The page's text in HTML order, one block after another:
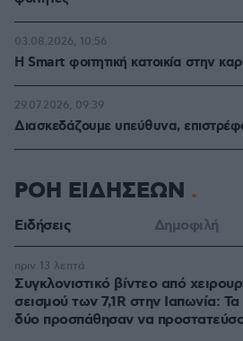
Η Smart φοιτητική κατοικία στην
03.08.2026, 10:56
Διασκεδάζουμε υπεύθυνα,
29.07.2026, 09:39
ΡΟΗ ΕΙΔΗΣΕΩΝ
Ειδήσεις Δημοφιλή
Συγκλονιστικό βίντεο από
σεισμού των 7,1R στην Ιαπωνία:
δύο προσπάθησαν να
πριν 13 λεπτά